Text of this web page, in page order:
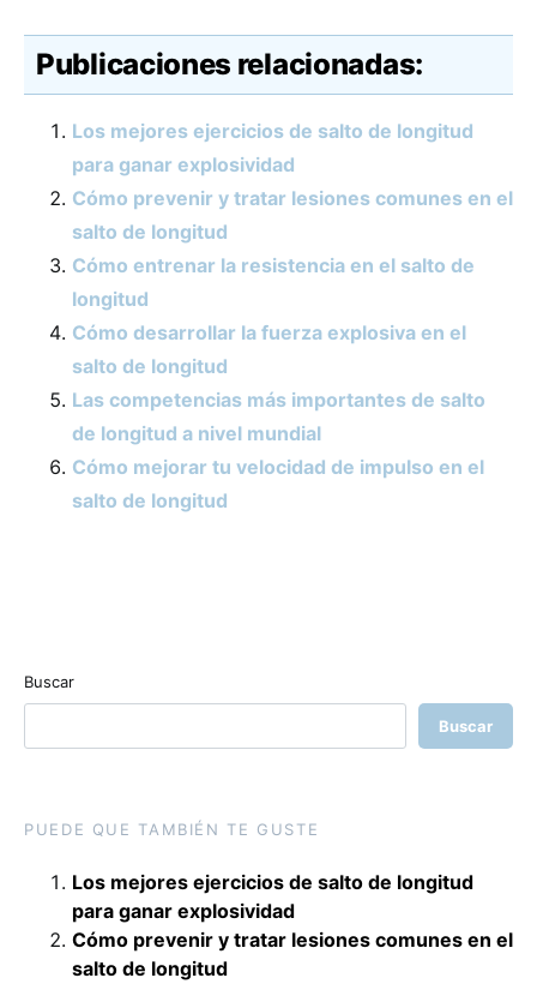
Publicaciones relacionadas:
Los mejores ejercicios de salto de longitud
para ganar explosividad
Cómo prevenir y tratar lesiones comunes en el
salto de longitud
Cómo entrenar la resistencia en el salto de
longitud
Cómo desarrollar la fuerza explosiva en el
salto de longitud
Las competencias más importantes de salto
de longitud a nivel mundial
Cómo mejorar tu velocidad de impulso en el
salto de longitud
Buscar
Buscar
PUEDE QUE TAMBIÉN TE GUSTE
Los mejores ejercicios de salto de longitud
para ganar explosividad
Cómo prevenir y tratar lesiones comunes en el
salto de longitud